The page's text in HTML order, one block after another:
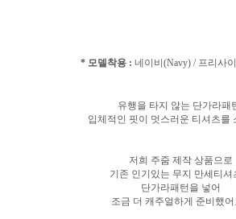
* 모델착용 : 네이비(Navy) / 프리사
유행을 타지 않는 단가라패
입체적인 핏이 멋스러운 티셔츠를
저희 주줌 제작 상품으로
기존 인기있는 무지 만세티셔
단가라패턴을 넣어
조금 더 캐주얼하게 준비했어